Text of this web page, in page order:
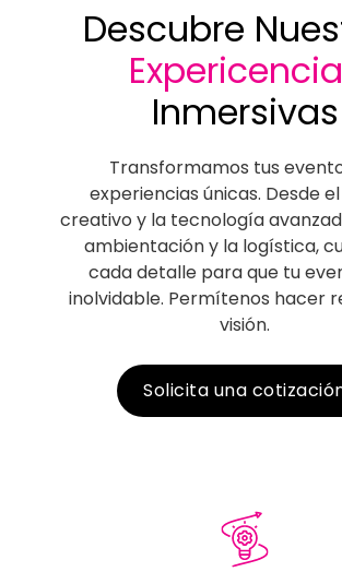
Descubre
Inmersivas
Transformamos tus
experiencias únicas. Desde
creativo y la tecnología
ambientación y la logística,
cada detalle para que tu
inolvidable. Permítenos hacer
visión.
Solicita una